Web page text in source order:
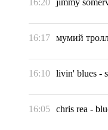
16:20 jimmy
16:17 мумий
16:10 livin' blues -
16:05 chris rea -